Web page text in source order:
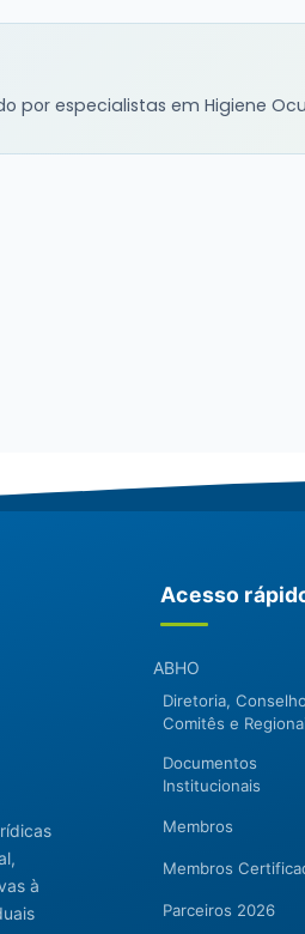
por especialistas em Higiene
à
Acesso
ABHO
Diretoria,
Comitês e
Documentos
Institucionais
Membros
Membros
Parceiros 2026